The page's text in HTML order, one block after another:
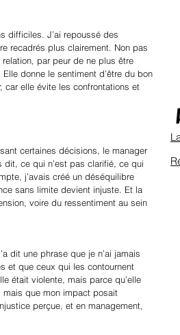
difficiles. J’ai repoussé des
recadrés plus clairement. Non pas
par peur de ne plus être
donne le sentiment d’être du bon
car elle évite les confrontations et
certaines décisions, le manager
dit, ce qui n’est pas clarifié, ce qui
j’avais créé un déséquilibre
sans limite devient injuste. Et la
voire du ressentiment au sein
dit une phrase que je n’ai jamais
et que ceux qui les contournent
était violente, mais parce qu’elle
mais que mon impact posait
perçue, et en management,